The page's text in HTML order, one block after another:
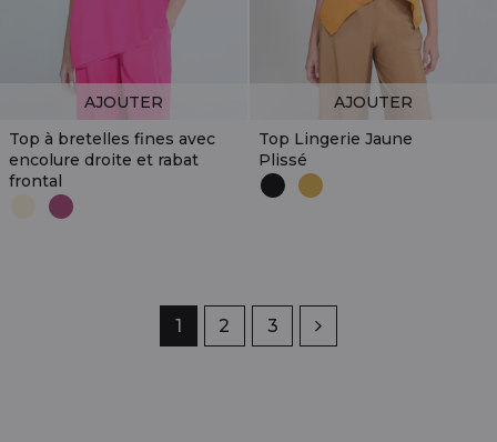
Top à bretelles fines avec
encolure droite et rabat
frontal
AJOUTER
Top Lingerie Jaune
Plissé
AJOUTER
Page
1 Page
2 Page
3 Suivant